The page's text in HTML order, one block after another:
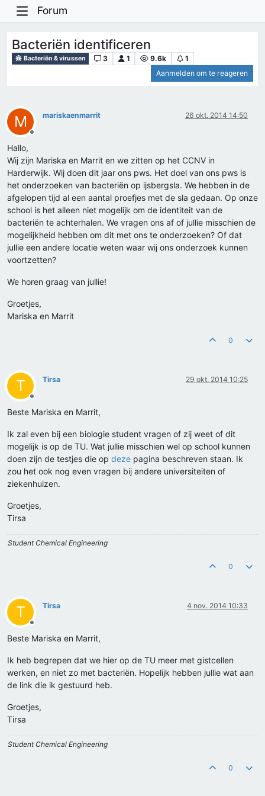
Forum
Bacteriën identificeren
Bacteriën & virussen 3 1 9.6k
1
Aanmelden om te reageren
M
Offline
mariskaenmarrit 26 okt. 2014 14:50
Hallo,
Wij zijn Mariska en Marrit en we zitten op het CCNV in
Harderwijk. Wij doen dit jaar ons pws. Het doel van ons pws is
het onderzoeken van bacteriën op ijsbergsla. We hebben in de
afgelopen tijd al een aantal proefjes met de sla gedaan. Op onze
school is het alleen niet mogelijk om de identiteit van de
bacteriën te achterhalen. We vragen ons af of jullie misschien de
mogelijkheid hebben om dit met ons te onderzoeken? Of dat
jullie een andere locatie weten waar wij ons onderzoek kunnen
voortzetten?
We horen graag van jullie!
Groetjes,
Mariska en Marrit
0
T
Offline
Tirsa 29 okt. 2014 10:25
Beste Mariska en Marrit,
Ik zal even bij een biologie student vragen of zij weet of dit
mogelijk is op de TU. Wat jullie misschien wel op school kunnen
doen zijn de testjes die op deze pagina beschreven staan. Ik
zou het ook nog even vragen bij andere universiteiten of
ziekenhuizen.
Groetjes,
Tirsa
Student Chemical Engineering
0
T
Offline
Tirsa 4 nov. 2014 10:33
Beste Mariska en Marrit,
Ik heb begrepen dat we hier op de TU meer met gistcellen
werken, en niet zo met bacteriën. Hopelijk hebben jullie wat aan
de link die ik gestuurd heb.
Groetjes,
Tirsa
Student Chemical Engineering
0